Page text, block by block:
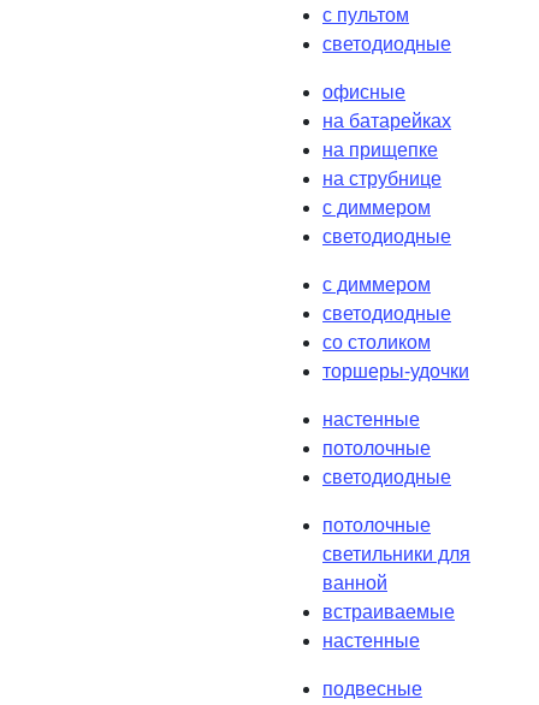
с пультом
светодиодные
офисные
на батарейках
на прищепке
на струбнице
с диммером
светодиодные
с диммером
светодиодные
со столиком
торшеры-удочки
настенные
потолочные
светодиодные
потолочные
светильники для
ванной
встраиваемые
настенные
подвесные